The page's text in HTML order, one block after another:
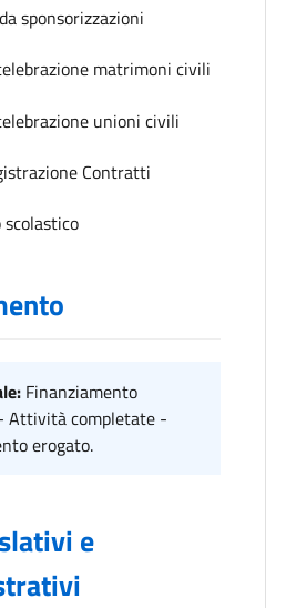
sponsorizzazioni
matrimoni civili
unioni civili
Contratti
Finanziamento
Attività completate -
erogato.
e